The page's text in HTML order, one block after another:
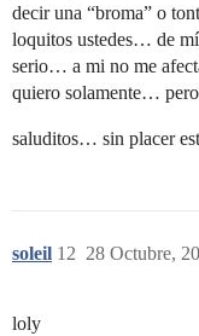
decir una “broma” o
loquitos ustedes… de
serio… a mi no me
quiero solamente…
saluditos… sin placer
soleil 28 Octubre,
12
loly